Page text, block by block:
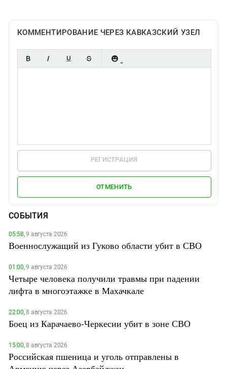
КОММЕНТИРОВАНИЕ ЧЕРЕЗ КАВКАЗСКИЙ УЗЕЛ
РЕГИСТРАЦИЯ
ОТМЕНИТЬ
СОБЫТИЯ
05:58,9 августа 2026
Военнослужащий из Гуково области убит в СВО
01:00,9 августа 2026
Четыре человека получили травмы при падении
лифта в многоэтажке в Махачкале
22:00,8 августа 2026
Боец из Карачаево-Черкесии убит в зоне СВО
15:00,8 августа 2026
Российская пшеница и уголь отправлены в